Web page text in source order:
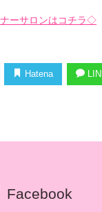
ーサロンはコチラ◇
Hatena
Facebook